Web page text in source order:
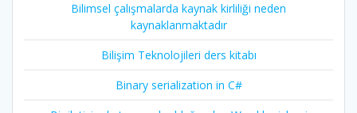
Bilimsel çalışmalarda kaynak kirliliği neden
kaynaklanmaktadır
Bilişim Teknolojileri ders kitabı
Binary serialization in C#